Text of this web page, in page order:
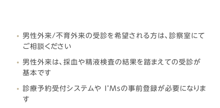
男性外来/不育外来の受診を希望される方は、診察室にて
ご相談ください
男性外来は、採血や精液検査の結果を踏まえての受診が
基本です
診療予約受付システムや I’Msの事前登録が必要になりま
す